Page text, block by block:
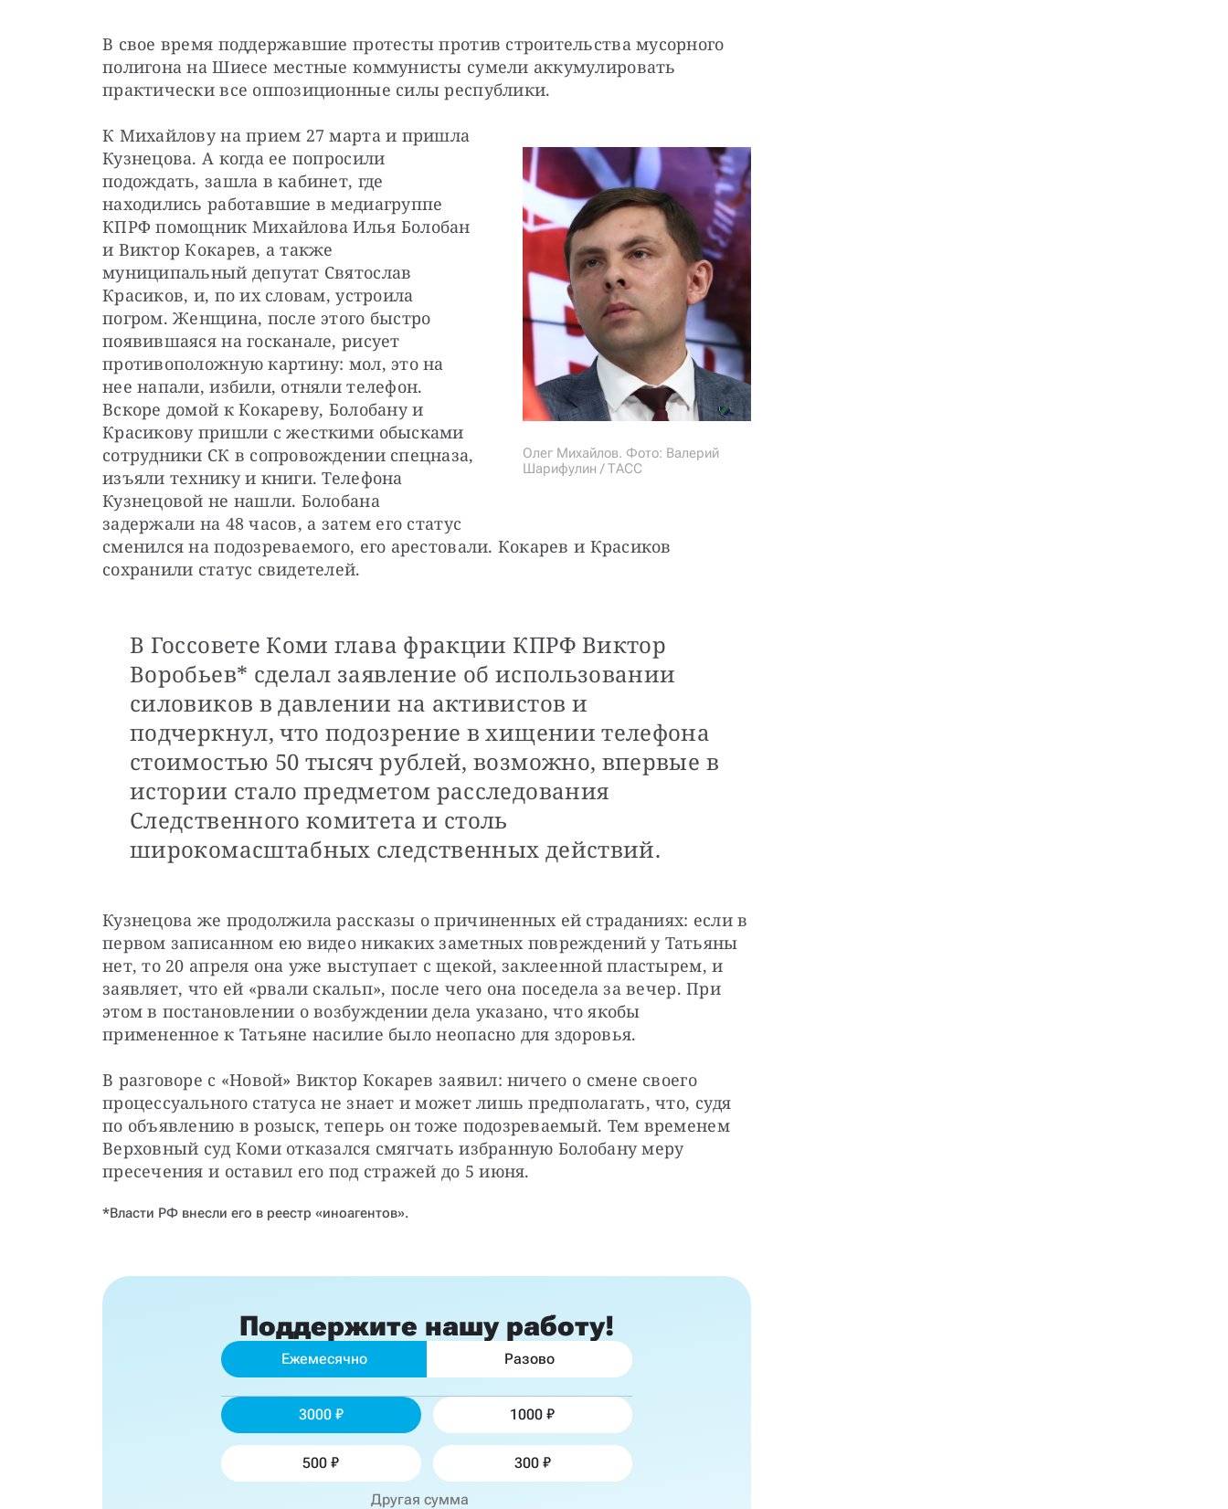
В свое время поддержавшие протесты против строительства мусорного
полигона на Шиесе местные коммунисты сумели аккумулировать
практически все оппозиционные силы республики.
Олег Михайлов. Фото: Валерий
Шарифулин / ТАСС
К Михайлову на прием 27 марта и пришла
Кузнецова. А когда ее попросили
подождать, зашла в кабинет, где
находились работавшие в медиагруппе
КПРФ помощник Михайлова Илья Болобан
и Виктор Кокарев, а также
муниципальный депутат Святослав
Красиков, и, по их словам, устроила
погром. Женщина, после этого быстро
появившаяся на госканале, рисует
противоположную картину: мол, это на
нее напали, избили, отняли телефон.
Вскоре домой к Кокареву, Болобану и
Красикову пришли с жесткими обысками
сотрудники СК в сопровождении спецназа,
изъяли технику и книги. Телефона
Кузнецовой не нашли. Болобана
задержали на 48 часов, а затем его статус
сменился на подозреваемого, его арестовали. Кокарев и Красиков
сохранили статус свидетелей.
В Госсовете Коми глава фракции КПРФ Виктор
Воробьев* сделал заявление об использовании
силовиков в давлении на активистов и
подчеркнул, что подозрение в хищении телефона
стоимостью 50 тысяч рублей, возможно, впервые в
истории стало предметом расследования
Следственного комитета и столь
широкомасштабных следственных действий.
Кузнецова же продолжила рассказы о причиненных ей страданиях: если в
первом записанном ею видео никаких заметных повреждений у Татьяны
нет, то 20 апреля она уже выступает с щекой, заклеенной пластырем, и
заявляет, что ей «рвали скальп», после чего она поседела за вечер. При
этом в постановлении о возбуждении дела указано, что якобы
примененное к Татьяне насилие было неопасно для здоровья.
В разговоре с «Новой» Виктор Кокарев заявил: ничего о смене своего
процессуального статуса не знает и может лишь предполагать, что, судя
по объявлению в розыск, теперь он тоже подозреваемый. Тем временем
Верховный суд Коми отказался смягчать избранную Болобану меру
пресечения и оставил его под стражей до 5 июня.
*Власти РФ внесли его в реестр «иноагентов».
Поддержите нашу работу!
Ежемесячно Разово
3000 1000
500 300